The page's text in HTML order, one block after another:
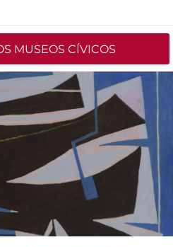
MUSEOS CÍVICOS